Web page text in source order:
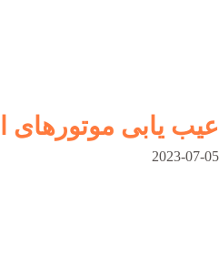
عیب یابی موتورهای
2023-07-05